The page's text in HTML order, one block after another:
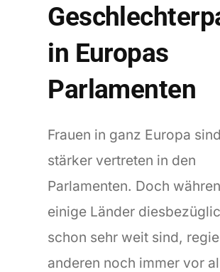
in Europas
Parlamenten
Frauen in ganz Europa
stärker vertreten in den
Parlamenten. Doch
einige Länder
schon sehr weit sind,
anderen noch immer vor